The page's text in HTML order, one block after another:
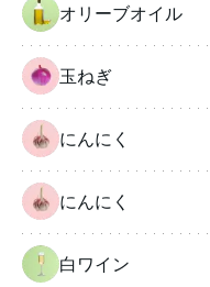
オリーブオイル
玉ねぎ
にんにく
にんにく
白ワイン